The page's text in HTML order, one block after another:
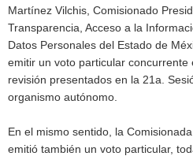
Martínez Vilchis, Comisionado
Transparencia, Acceso a la
Datos Personales del Estado de
emitir un voto particular
revisión presentados en la 21a.
organismo autónomo.
En el mismo sentido, la
emitió también un voto particular,